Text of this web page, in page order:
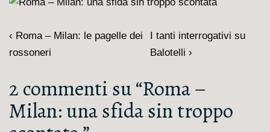
Navigazione
articoli
L'articolo
precedente
‹ Roma – Milan: le pagelle dei
rossoneri
Il
prossimo
è
I tanti interrogativi su
Balotelli ›
2 commenti su “Roma –
Milan: una sfida sin troppo